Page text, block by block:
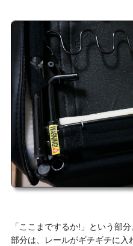
「ここまでするか!」という部
部分は、レールがギチギチに